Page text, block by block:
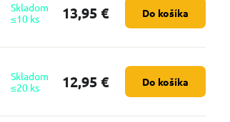
Skladom
≤10 ks
13,95 € Do košíka
Skladom
≤20 ks
12,95 € Do košíka